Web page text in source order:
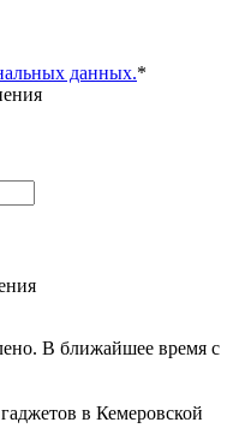
данных.*
В ближайшее время с
в Кемеровской